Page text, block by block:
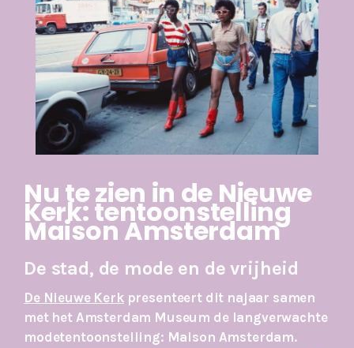
Nu te zien in de Nieuwe
Kerk: tentoonstelling
Maison Amsterdam
De stad, de mode en de vrijheid
De Nieuwe Kerkpresenteert dit najaar samen
met het Amsterdam Museum de langverwachte
modetentoonstelling: Maison Amsterdam.